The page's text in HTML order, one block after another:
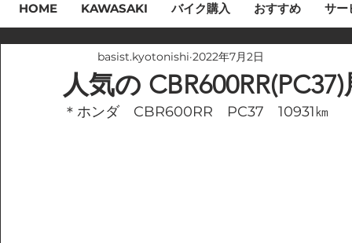
HOME KAWASAKI バイク購入 おすすめ サー
人気の
basist.kyotonishi 2022年7月2日
＊ホンダ　CBR600RR　PC37　10931㎞